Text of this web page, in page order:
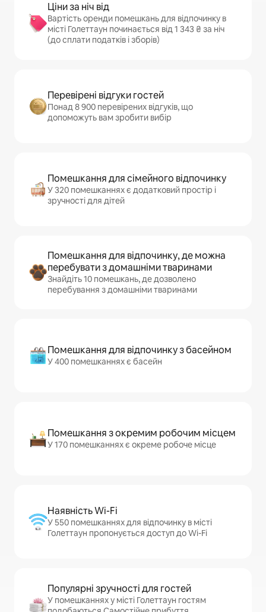
Ціни за ніч від
Вартість оренди помешкань для відпочинку в
місті Голеттаун починається від 1 343 ₴ за ніч
(до сплати податків і зборів)
Перевірені відгуки гостей
Понад 8 900 перевірених відгуків, що
допоможуть вам зробити вибір
Помешкання для сімейного відпочинку
У 320 помешканнях є додатковий простір і
зручності для дітей
Помешкання для відпочинку, де можна
перебувати з домашніми тваринами
Знайдіть 10 помешкань, де дозволено
перебування з домашніми тваринами
Помешкання для відпочинку з басейном
У 400 помешканнях є басейн
Помешкання з окремим робочим місцем
У 170 помешканнях є окреме робоче місце
Наявність Wi-Fi
У 550 помешканнях для відпочинку в місті
Голеттаун пропонується доступ до Wi-Fi
Популярні зручності для гостей
У помешканнях у місті Голеттаун гостям